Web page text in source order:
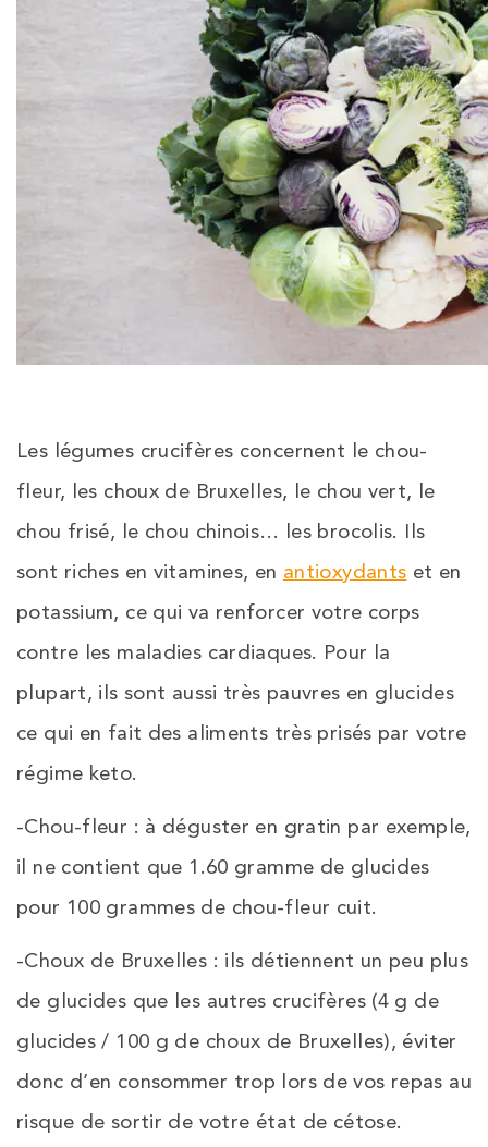
Les légumes crucifères concernent le chou-
fleur, les choux de Bruxelles, le chou vert, le
chou frisé, le chou chinois… les brocolis. Ils
sont riches en vitamines, en antioxydants et en
potassium, ce qui va renforcer votre corps
contre les maladies cardiaques. Pour la
plupart, ils sont aussi très pauvres en glucides
ce qui en fait des aliments très prisés par votre
régime keto.
-Chou-fleur : à déguster en gratin par exemple,
il ne contient que 1.60 gramme de glucides
pour 100 grammes de chou-fleur cuit.
-Choux de Bruxelles : ils détiennent un peu plus
de glucides que les autres crucifères (4 g de
glucides / 100 g de choux de Bruxelles), éviter
donc d’en consommer trop lors de vos repas au
risque de sortir de votre état de cétose.